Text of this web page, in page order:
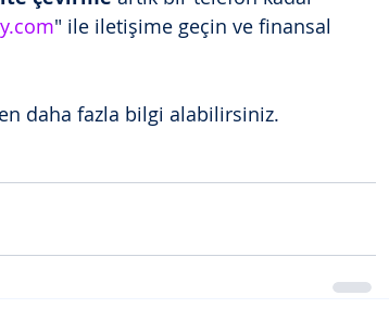
" ile iletişime geçin ve finansal
daha fazla bilgi alabilirsiniz.